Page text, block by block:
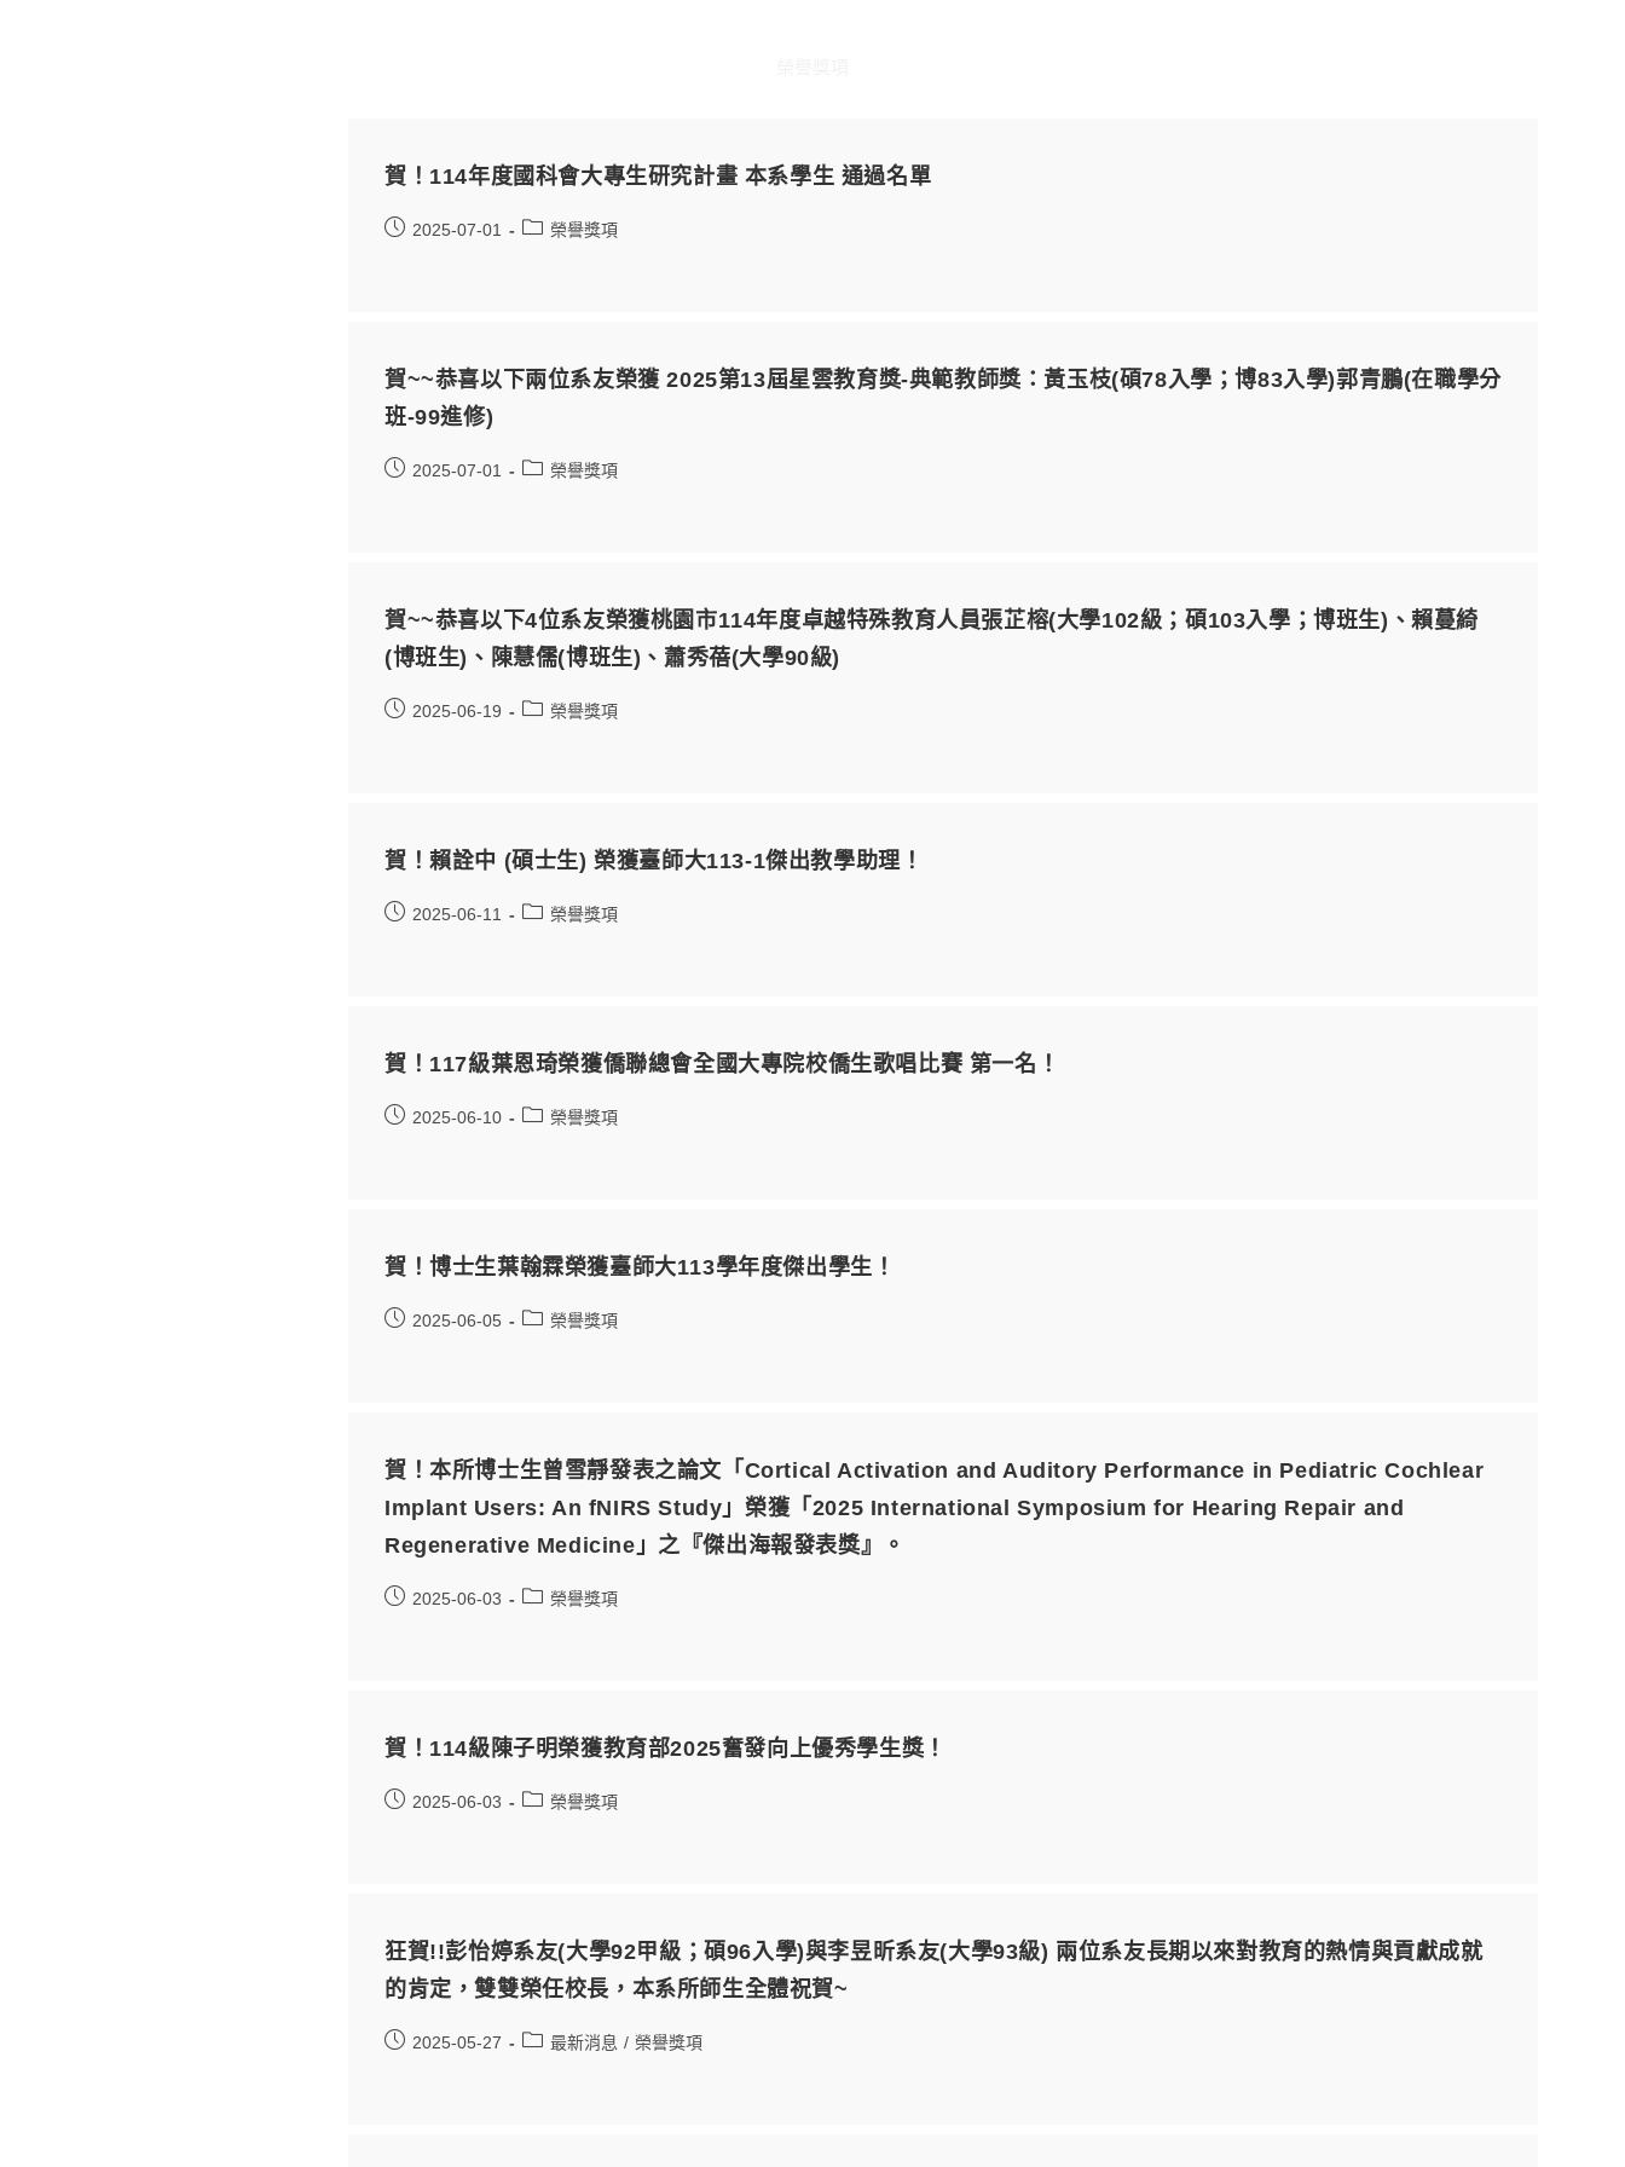
賀！114年度國科會大專生研究計畫 本系學生 通過名單
2025-07-01 榮譽獎項
賀~~恭喜以下兩位系友榮獲 2025第13屆星雲教育獎-典範教師獎：黃玉枝(碩78入學；博83入學)郭青鵬(在職學分
班-99進修)
2025-07-01 榮譽獎項
賀~~恭喜以下4位系友榮獲桃園市114年度卓越特殊教育人員張芷榕(大學102級；碩103入學；博班生)、賴蔓綺
(博班生)、陳慧儒(博班生)、蕭秀蓓(大學90級)
2025-06-19 榮譽獎項
賀！賴詮中 (碩士生) 榮獲臺師大113-1傑出教學助理！
2025-06-11 榮譽獎項
賀！117級葉恩琦榮獲僑聯總會全國大專院校僑生歌唱比賽 第一名！
2025-06-10 榮譽獎項
賀！博士生葉翰霖榮獲臺師大113學年度傑出學生！
2025-06-05 榮譽獎項
賀！本所博士生曾雪靜發表之論文「Cortical Activation and Auditory Performance in Pediatric Cochlear
Implant Users: An fNIRS Study」榮獲「2025 International Symposium for Hearing Repair and
Regenerative Medicine」之『傑出海報發表獎』。
2025-06-03 榮譽獎項
賀！114級陳子明榮獲教育部2025奮發向上優秀學生獎！
2025-06-03 榮譽獎項
狂賀!!彭怡婷系友(大學92甲級；碩96入學)與李昱昕系友(大學93級) 兩位系友長期以來對教育的熱情與貢獻成就
的肯定，雙雙榮任校長，本系所師生全體祝賀~
2025-05-27 最新消息 / 榮譽獎項